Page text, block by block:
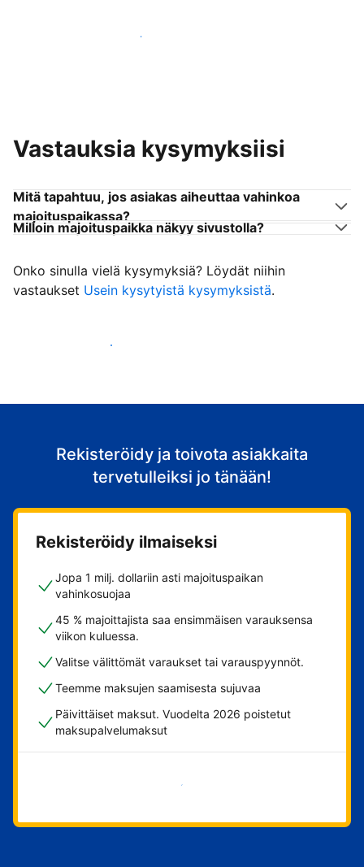
Liity kaltaistesi majoittajien joukkoon
Vastauksia kysymyksiisi
Mitä tapahtuu, jos asiakas aiheuttaa vahinkoa
majoituspaikassa?
Milloin majoituspaikka näkyy sivustolla?
Onko sinulla vielä kysymyksiä? Löydät niihin
vastaukset Usein kysytyistä kysymyksistä.
Ala vastaanottaa asiakkaita
Rekisteröidy ja toivota asiakkaita
tervetulleiksi jo tänään!
Rekisteröidy ilmaiseksi
Jopa 1 milj. dollariin asti majoituspaikan
vahinkosuojaa
45 % majoittajista saa ensimmäisen varauksensa
viikon kuluessa.
Valitse välittömät varaukset tai varauspyynnöt.
Teemme maksujen saamisesta sujuvaa
Päivittäiset maksut. Vuodelta 2026 poistetut
maksupalvelumaksut
Aloita nyt